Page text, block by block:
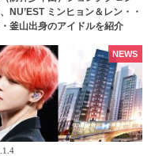
NU’EST ミンヒョン＆レン・・
釜山出身のアイドルを紹介
NEWS